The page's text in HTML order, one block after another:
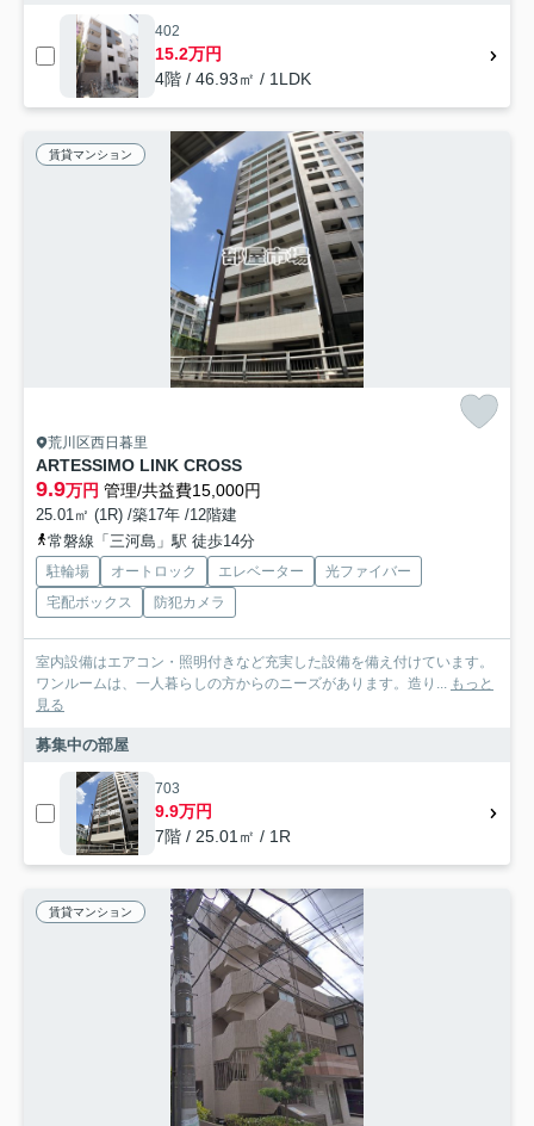
402
15.2万円
4階 / 46.93㎡ / 1LDK
賃貸マンション
荒川区西日暮里
ARTESSIMO LINK CROSS
9.9万円 管理/共益費15,000円
25.01㎡ (1R) /築17年 /12階建
常磐線「三河島」駅 徒歩14分
駐輪場 オートロック エレベーター
光ファイバー
宅配ボックス
防犯カメラ
室内設備はエアコン・照明付きなど充実した設備を備え付けています。
ワンルームは、一人暮らしの方からのニーズがあります。造り... もっと
見る
募集中の部屋
703
9.9万円
7階 / 25.01㎡ / 1R
賃貸マンション